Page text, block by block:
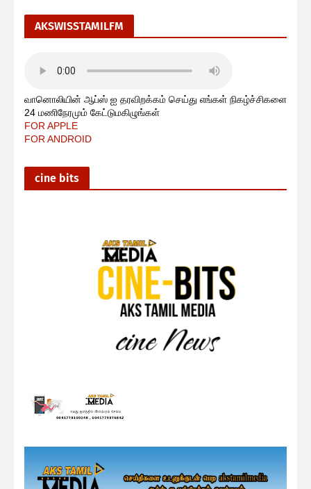
AKSWISSTAMILFM
வானொலியின் ஆப்ஸ் ஐ தரவிறக்கம் செய்து எங்கள் நிகழ்ச்சிகளை
24 மணிநேரமும் கேட்டுமகிழுங்கள்
FOR APPLE
FOR ANDROID
cine bits